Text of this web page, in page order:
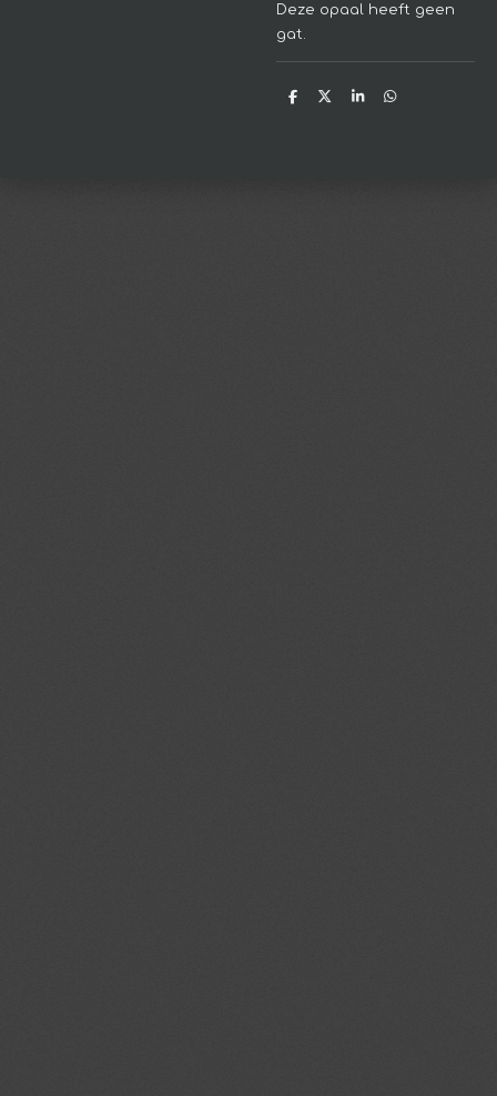
Deze opaal heeft geen
gat.
D
D
S
D